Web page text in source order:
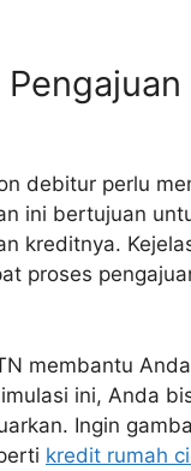
debitur perlu
ini bertujuan
kreditnya.
proses
membantu
ini, Anda
Ingin
kredit rumah